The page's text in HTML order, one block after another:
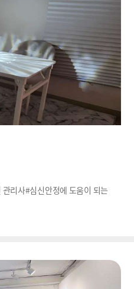
리사#심신안정에 도움이 되는